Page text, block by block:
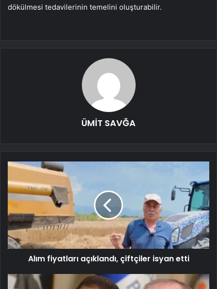
dökülmesi tedavilerinin temelini oluşturabilir.
ÜMİT SAVĞA
Alım fiyatları açıklandı, çiftçiler isyan etti